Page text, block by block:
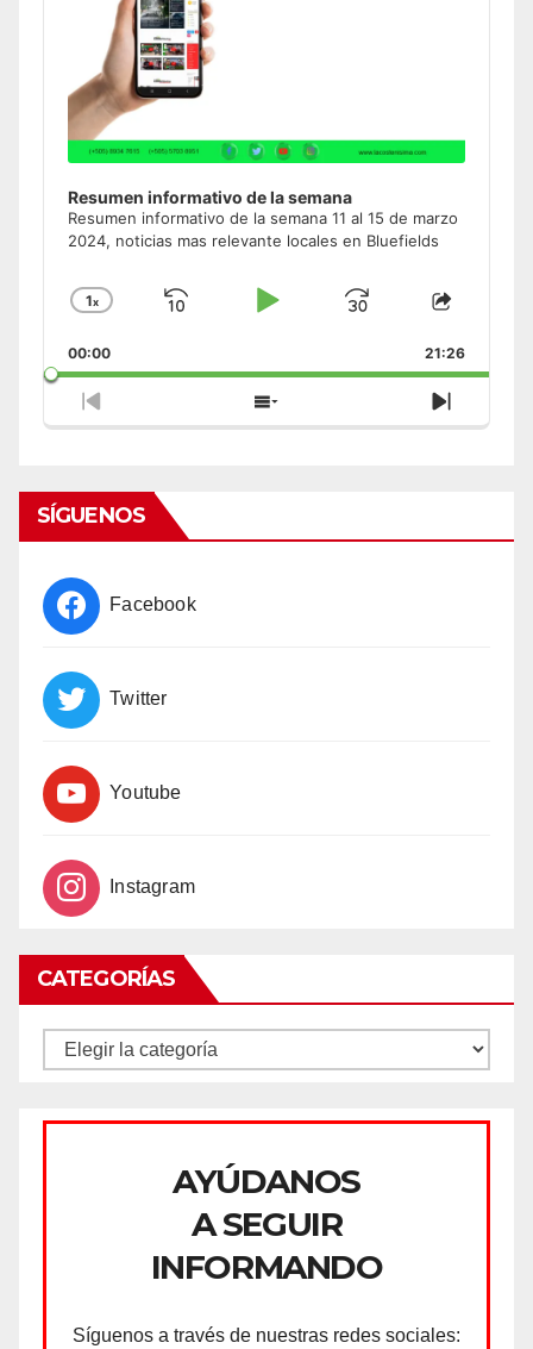
Resumen informativo de la semana
Resumen informativo de la semana 11 al 15 de marzo
2024, noticias mas relevante locales en Bluefields
Change
Rate
1x
Skip
Play
Jump
Forward
Share
Episode
00:00 21:26
Previous
Episode
Show
Episodes
Next
Episode
SÍGUENOS
Facebook
Twitter
Youtube
Instagram
CATEGORÍAS
CATEGORÍAS
AYÚDANOS
A SEGUIR
INFORMANDO
Síguenos a través de nuestras redes sociales: